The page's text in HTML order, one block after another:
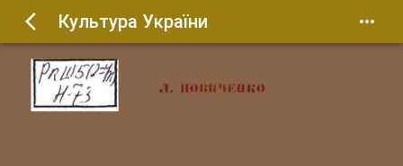
Культура України